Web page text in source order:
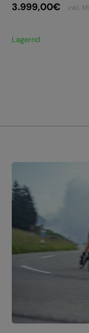
3.999,00€ inkl.
Lagernd